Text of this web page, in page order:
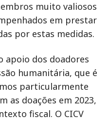
muito valiosos
em prestar
por estas medidas.
apoio dos doadores
humanitária, que é
particularmente
as doações em 2023,
fiscal. O CICV